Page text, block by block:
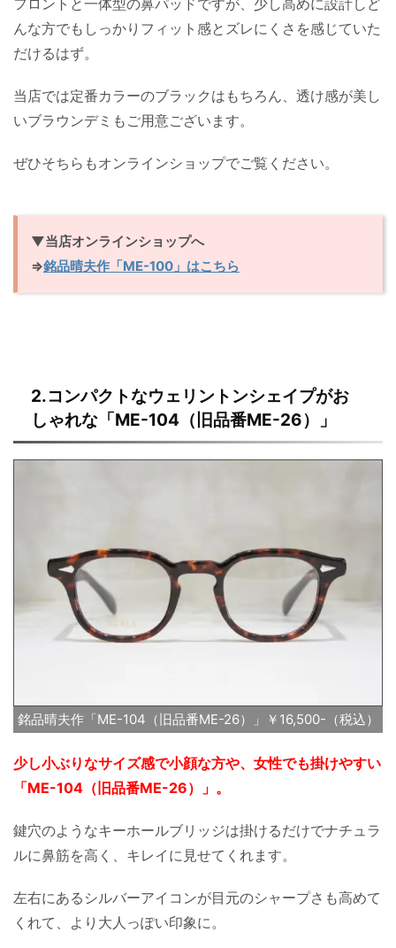
んな方でもしっかりフィット感とズレにくさを感じていた
だけるはず。
当店では定番カラーのブラックはもちろん、透け感が美し
いブラウンデミもご用意ございます。
ぜひそちらもオンラインショップでご覧ください。
▼当店オンラインショップへ
⇒銘品晴夫作「ME-100」はこちら
2.コンパクトなウェリントンシェイプがお
しゃれな「ME-104（旧品番ME-26）」
銘品晴夫作「ME-104（旧品番ME-26）」￥16,500-（税込）
少し小ぶりなサイズ感で小顔な方や、女性でも掛けやすい
「ME-104（旧品番ME-26）」。
鍵穴のようなキーホールブリッジは掛けるだけでナチュラ
ルに鼻筋を高く、キレイに見せてくれます。
左右にあるシルバーアイコンが目元のシャープさも高めて
くれて、より大人っぽい印象に。